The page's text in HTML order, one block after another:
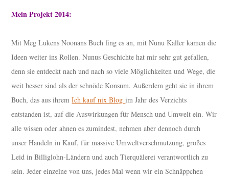
Mein Projekt 2014:
Mit Meg Lukens Noonans Buch fing es an, mit Nunu Kaller kamen die
Ideen weiter ins Rollen. Nunus Geschichte hat mir sehr gut gefallen,
denn sie entdeckt nach und nach so viele Möglichkeiten und Wege, die
weit besser sind als der schnöde Konsum. Außerdem geht sie in ihrem
Buch, das aus ihremIch kauf nix Blogim Jahr des Verzichts
entstanden ist, auf die Auswirkungen für Mensch und Umwelt ein. Wir
alle wissen oder ahnen es zumindest, nehmen aber dennoch durch
unser Handeln in Kauf, für massive Umweltverschmutzung, großes
Leid in Billiglohn-Ländern und auch Tierquälerei verantwortlich zu
sein. Jeder einzelne von uns, jedes Mal wenn wir ein Schnäppchen